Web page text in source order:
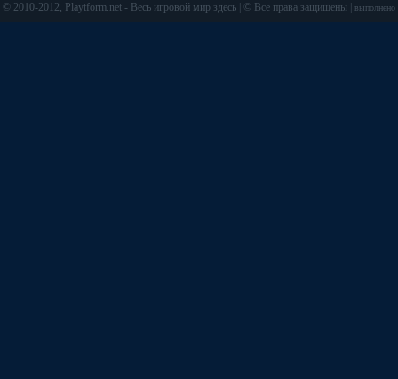
© 2010-2012, Playtform.net - Весь игровой мир здесь | © Все права защищены | выполнено